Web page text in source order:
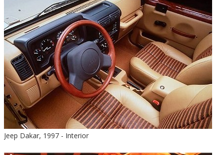
Jeep Dakar, 1997 - Interior